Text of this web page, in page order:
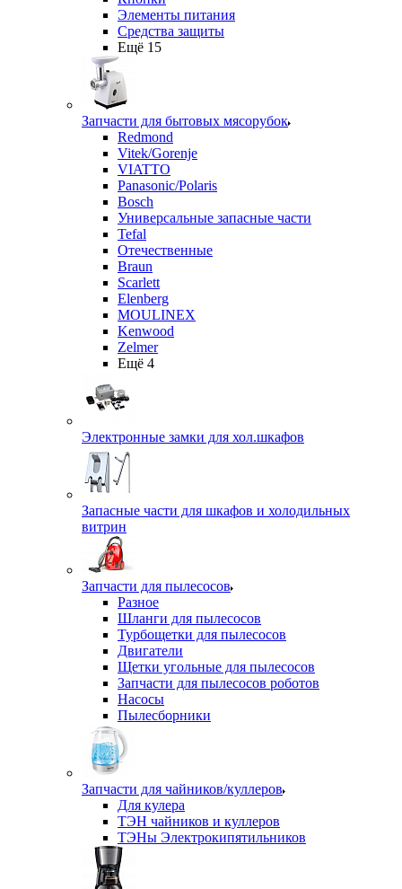
Элементы питания
Средства защиты
Ещё 15
Запчасти для бытовых мясорубок
Redmond
Vitek/Gorenje
VIATTO
Panasonic/Polaris
Bosch
Универсальные запасные части
Tefal
Отечественные
Braun
Scarlett
Elenberg
MOULINEX
Kenwood
Zelmer
Ещё 4
Электронные замки для хол.шкафов
Запасные части для шкафов и холодильных
витрин
Запчасти для пылесосов
Разное
Шланги для пылесосов
Турбощетки для пылесосов
Двигатели
Щетки угольные для пылесосов
Запчасти для пылесосов роботов
Насосы
Пылесборники
Запчасти для чайников/куллеров
Для кулера
ТЭН чайников и куллеров
ТЭНы Электрокипятильников